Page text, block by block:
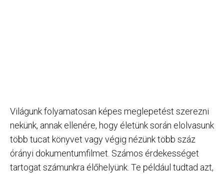
Világunk folyamatosan képes meglepetést szerezni
nekünk, annak ellenére, hogy életünk során elolvasunk
több tucat könyvet vagy végig nézünk több száz
órányi dokumentumfilmet. Számos érdekességet
tartogat számunkra élőhelyünk. Te például tudtad azt,